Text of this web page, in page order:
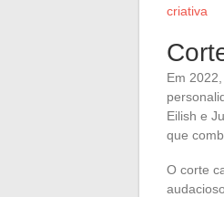
criativa
Em
Eilish e
que
O corte